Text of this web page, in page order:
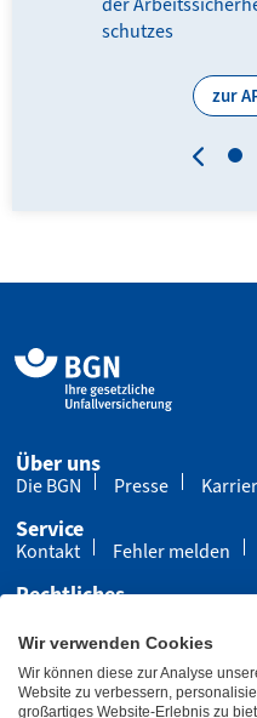
schutzes
zur
Über uns
Die BGN Presse
Service
Kontakt Fehler melden
Rechtliches
Barrierefreiheit
Übersicht Leichte
Wir verwenden Cookies
Wir können diese zur Analyse
Website zu verbessern,
großartiges Website-Erlebnis zu